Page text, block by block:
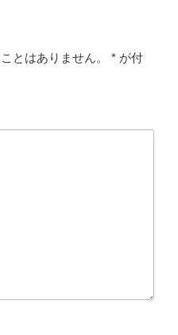
とはありません。 * が付